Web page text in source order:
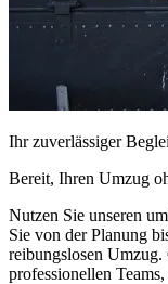
Ihr zuverlässiger
Bereit, Ihren Umzug
Nutzen Sie unseren
Sie von der Planung
reibungslosen
professionellen